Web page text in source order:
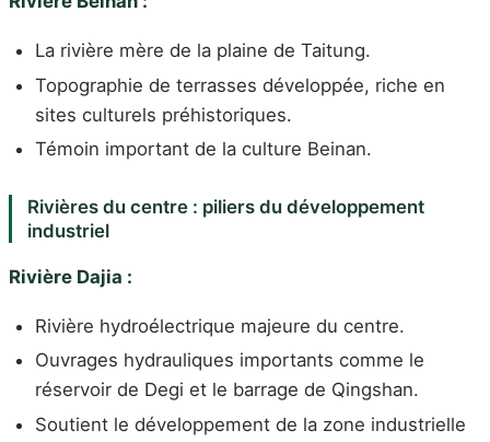
La rivière mère de la plaine de Taitung.
Topographie de terrasses développée, riche en
sites culturels préhistoriques.
Témoin important de la culture Beinan.
Rivières du centre : piliers du développement
industriel
Rivière Dajia :
Rivière hydroélectrique majeure du centre.
Ouvrages hydrauliques importants comme le
réservoir de Degi et le barrage de Qingshan.
Soutient le développement de la zone industrielle